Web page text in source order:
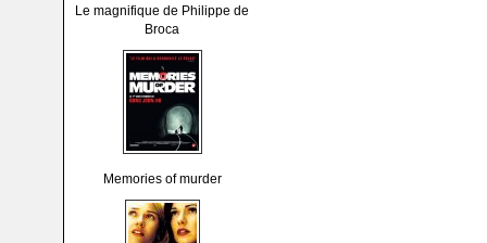
Le magnifique de Philippe de
Broca
Memories of murder